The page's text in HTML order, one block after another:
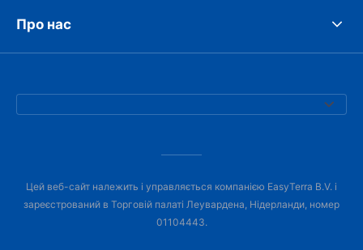
Про нас
Цей веб-сайт належить і управляється компанією EasyTerra B.V. і
зареєстрований в Торговій палаті Леувардена, Нідерланди, номер
01104443.